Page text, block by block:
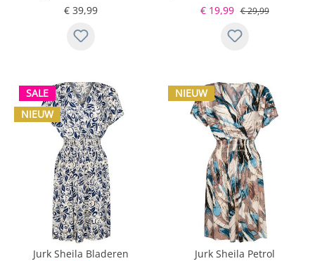
Blauw Goud
€ 39,99
Goud
€ 19,99 € 29,99
SALE
NIEUW
Jurk Sheila Bladeren
NIEUW
Jurk Sheila Petrol